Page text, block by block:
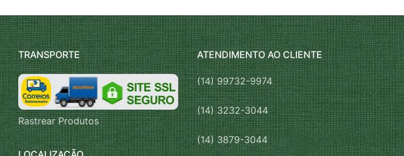
TRANSPORTE
Rastrear Produtos
ATENDIMENTO AO CLIENTE
(14) 99732-9974
(14) 3232-3044
(14) 3879-3044